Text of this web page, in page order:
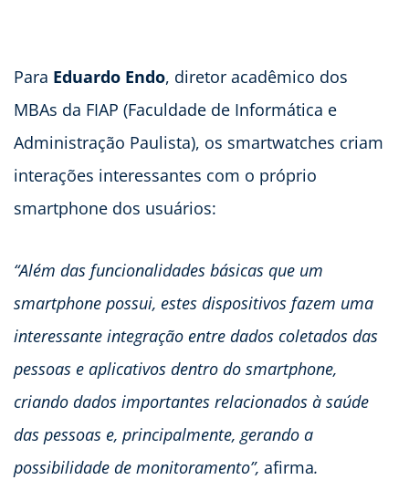
Para Eduardo Endo, diretor acadêmico dos
MBAs da FIAP (Faculdade de Informática e
Administração Paulista), os smartwatches criam
interações interessantes com o próprio
smartphone dos usuários:
“Além das funcionalidades básicas que um
smartphone possui, estes dispositivos fazem uma
interessante integração entre dados coletados das
pessoas e aplicativos dentro do smartphone,
criando dados importantes relacionados à saúde
das pessoas e, principalmente, gerando a
possibilidade de monitoramento”, afirma.